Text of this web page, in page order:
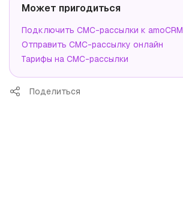
Может пригодиться
Подключить СМС-рассылки к amoCRM
Отправить СМС-рассылку онлайн
Тарифы на СМС-рассылки
Поделиться